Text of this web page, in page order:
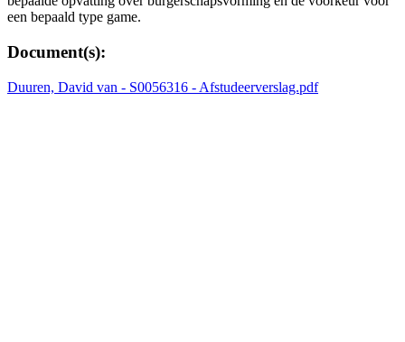
een bepaald type game.
Document(s):
Duuren, David van - S0056316 - Afstudeerverslag.pdf